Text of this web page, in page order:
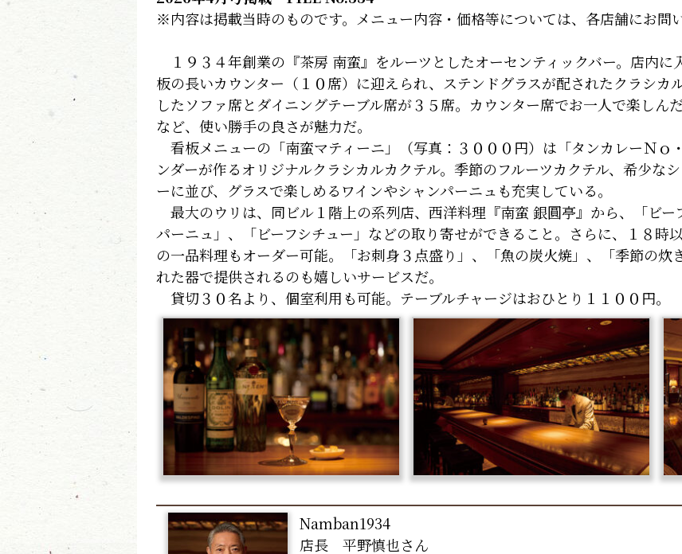
※内容は掲載当時のものです。メニュー内容・価格等については、各店舗にお問
１９３４年創業の『茶房 南蛮』をルーツとしたオーセンティックバー。店内
板の長いカウンター（１０席）に迎えられ、ステンドグラスが配されたクラシカ
したソファ席とダイニングテーブル席が３５席。カウンター席でお一人で楽しん
など、使い勝手の良さが魅力だ。
看板メニューの「南蛮マティーニ」（写真：３０００円）は「タンカレーＮｏ
ンダーが作るオリジナルクラシカルカクテル。季節のフルーツカクテル、希少な
ーに並び、グラスで楽しめるワインやシャンパーニュも充実している。
最大のウリは、同ビル１階上の系列店、西洋料理『南蛮 銀圓亭』から、「ビー
パーニュ」、「ビーフシチュー」などの取り寄せができること。さらに、１８時
の一品料理もオーダー可能。「お刺身３点盛り」、「魚の炭火焼」、「季節の炊
れた器で提供されるのも嬉しいサービスだ。
貸切３０名より、個室利用も可能。テーブルチャージはおひとり１１００円。
Namban1934
店長 平野慎也さん